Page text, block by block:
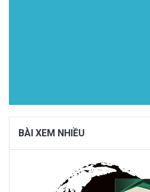
BÀI XEM NHIỀU